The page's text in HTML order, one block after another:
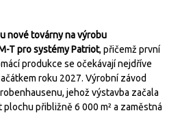
nové továrny na výrobu
T pro systémy Patriot, přičemž první
produkce se očekávají nejdříve
roku 2027. Výrobní závod
jehož výstavba začala
přibližně 6 000 m² a zaměstná